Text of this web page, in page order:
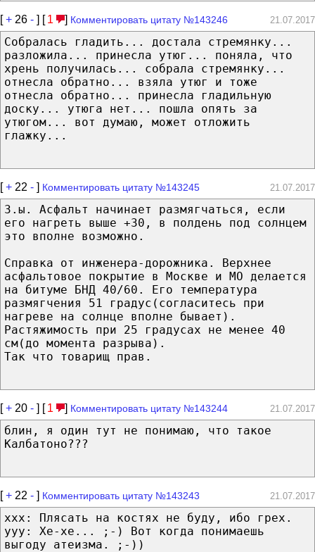
[+ 26 - ] [ 1 ] Комментировать цитату №143246 21.07.2017
Собралась гладить... достала стремянку...
разложила... принесла утюг... поняла, что
хрень получилась... собрала стремянку...
отнесла обратно... взяла утюг и тоже
отнесла обратно... принесла гладильную
доску... утюга нет... пошла опять за
утюгом... вот думаю, может отложить
глажку...
[+ 22 - ] Комментировать цитату №143245 21.07.2017
З.ы. Асфальт начинает размягчаться, если
его нагреть выше +30, в полдень под солнцем
это вполне возможно.
Справка от инженера-дорожника. Верхнее
асфальтовое покрытие в Москве и МО делается
на битуме БНД 40/60. Его температура
размягчения 51 градус(согласитесь при
нагреве на солнце вполне бывает).
Растяжимость при 25 градусах не менее 40
см(до момента разрыва).
Так что товарищ прав.
[+ 20 - ] [ 1 ] Комментировать цитату №143244 21.07.2017
блин, я один тут не понимаю, что такое
Калбатоно???
[+ 22 - ] Комментировать цитату №143243 21.07.2017
xxx: Плясать на костях не буду, ибо грех.
yyy: Хе-хе... ;-) Вот когда понимаешь
выгоду атеизма. ;-))